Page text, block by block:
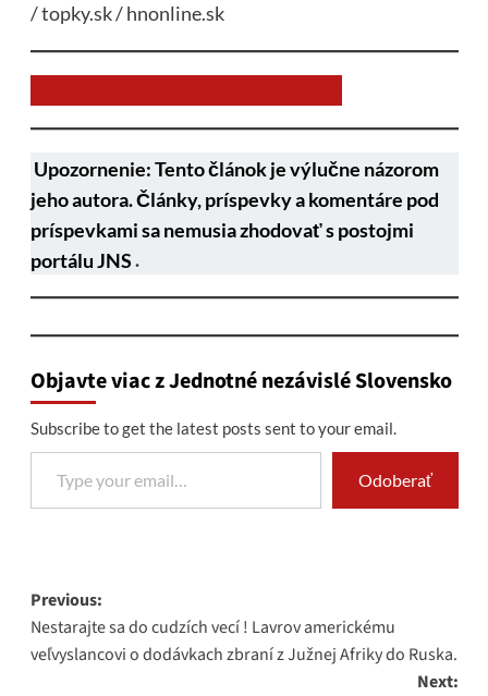
/ topky.sk / hnonline.sk
Upozornenie: Tento článok je výlučne názorom
jeho autora. Články, príspevky a komentáre pod
príspevkami sa nemusia zhodovať s postojmi
portálu JNS.
Objavte viac z Jednotné nezávislé Slovensko
Subscribe to get the latest posts sent to your email.
Type your email…
Odoberať
Post
navigation
Previous:
Nestarajte sa do cudzích vecí ! Lavrov americkému
veľvyslancovi o dodávkach zbraní z Južnej Afriky do Ruska.
Next: